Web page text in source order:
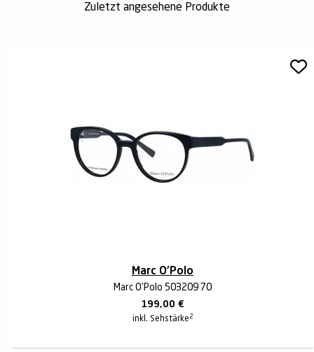
Zuletzt angesehene Produkte
Marc O'Polo
Marc O'Polo 503209 70
199,00 €
inkl. Sehstärke 2